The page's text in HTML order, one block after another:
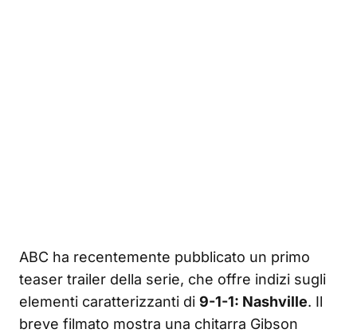
ABC ha recentemente pubblicato un primo
teaser trailer della serie, che offre indizi sugli
elementi caratterizzanti di 9-1-1: Nashville. Il
breve filmato mostra una chitarra Gibson